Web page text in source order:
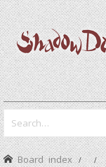
Board index